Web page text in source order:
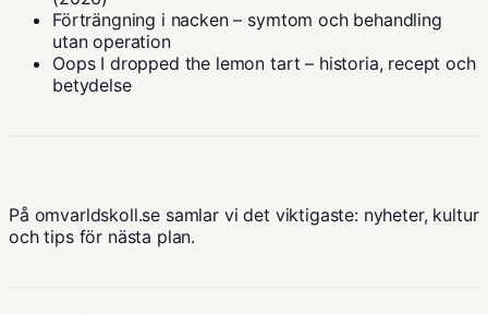
Förträngning i nacken – symtom och behandling
utan operation
Oops I dropped the lemon tart – historia, recept och
betydelse
På omvarldskoll.se samlar vi det viktigaste: nyheter, kultur
och tips för nästa plan.